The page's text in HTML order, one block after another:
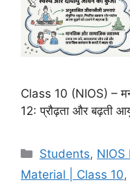
Class 10 (NIOS) –
12: प्रौढ़ता और
Students,
Material | Class 10,